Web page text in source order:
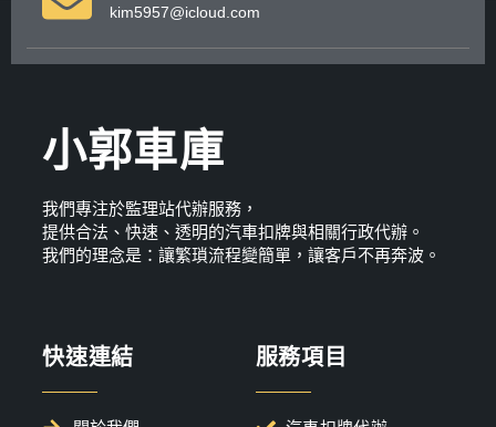
kim5957@icloud.com
小郭車庫
我們專注於監理站代辦服務，
提供合法、快速、透明的汽車扣牌與相關行政代辦。
我們的理念是：讓繁瑣流程變簡單，讓客戶不再奔波。
快速連結 服務項目